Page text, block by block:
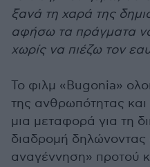
ξανά τη χαρά της
αφήσω τα πράγματα
χωρίς να πιέζω τον
Το φιλμ «Bugonia»
της ανθρωπότητας
μια μεταφορά για τη
διαδρομή δηλώνοντας
αναγέννηση» προτού